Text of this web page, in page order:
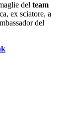
del team
ex sciatore, a
del